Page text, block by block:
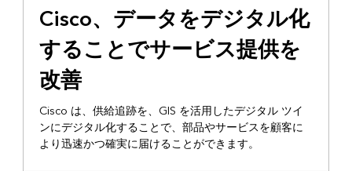
Cisco、データをデジタル化
することでサービス提供を
改善
Cisco は、供給追跡を、GIS を活用したデジタル ツイ
ンにデジタル化することで、部品やサービスを顧客に
より迅速かつ確実に届けることができます。